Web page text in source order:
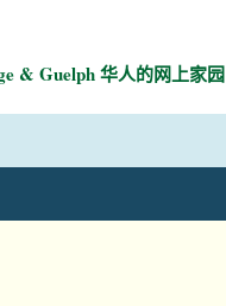
& Guelph 华人的网上家园